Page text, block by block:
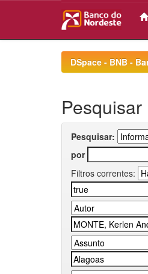
DSpace - BNB -
Pesquisar
Pesquisar:
por
Filtros correntes: